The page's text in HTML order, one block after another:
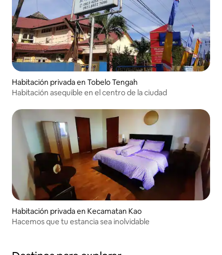
Habitación privada en Tobelo Tengah
Habitación asequible en el centro de la ciudad
Habitación privada en Kecamatan Kao
Hacemos que tu estancia sea inolvidable